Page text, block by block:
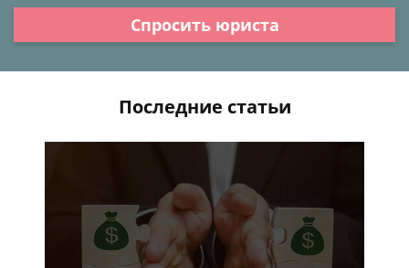
Спросить юриста
Последние статьи